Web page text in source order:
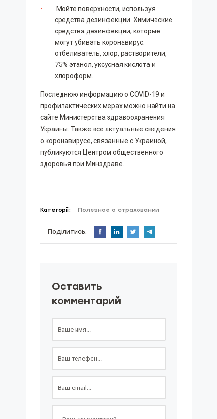
Мойте поверхности, используя
средства дезинфекции. Химические
средства дезинфекции, которые
могут убивать коронавирус:
отбеливатель, хлор, растворители,
75% этанол, уксусная кислота и
хлороформ.
Последнюю информацию о COVID-19 и
профилактических мерах можно найти на
сайте Министерства здравоохранения
Украины. Также все актуальные сведения
о коронавирусе, связанные с Украиной,
публикуются Центром общественного
здоровья при Минздраве.
Категорії: Полезное о страховании
Поділитись:
Оставить
комментарий